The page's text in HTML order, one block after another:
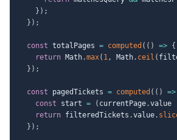
} ) ;
} ) ;
const totalPages = computed ( ( ) => {
return Math.max( 1, Math. ceil (
} ) ;
const pagedTickets = computed ( ( ) =>
const start = ( currentPage.value
return filteredTickets .value.
} ) ;